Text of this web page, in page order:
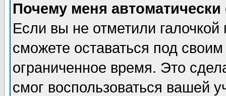
Почему меня автоматически
Если вы не отметили галочкой
сможете оставаться под
ограниченное время. Это
смог воспользоваться вашей